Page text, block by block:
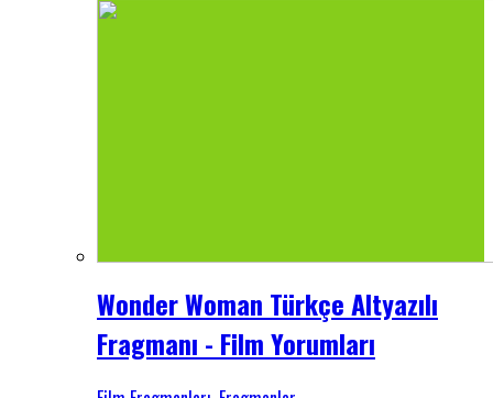
Wonder Woman Türkçe Altyazılı
Fragmanı - Film Yorumları